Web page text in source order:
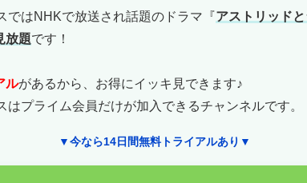
ではNHKで放送され話題のドラマ『アストリッド
放題です！
ルがあるから、お得にイッキ見できます♪
はプライム会員だけが加入できるチャンネルです。
▼今なら14日間無料トライアルあり▼